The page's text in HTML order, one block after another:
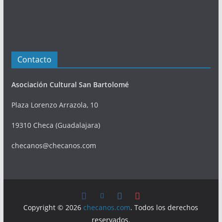
Contacto
Asociación Cultural San Bartolomé
Plaza Lorenzo Arrazola, 10
19310 Checa (Guadalajara)
checanos@checanos.com
Copyright © 2026 checanos.com. Todos los derechos
reservados.